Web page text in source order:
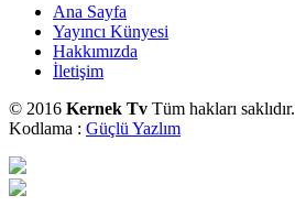
Ana Sayfa
Yayıncı Künyesi
Hakkımızda
İletişim
© 2016 Kernek Tv Tüm hakları saklıdır.
Kodlama : Güçlü Yazlım